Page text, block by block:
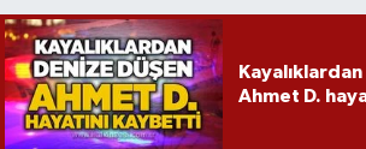
Ahmet D.